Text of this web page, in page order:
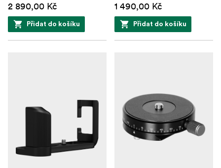
2 890,00 Kč
Přidat do košíku
1 490,00 Kč
Přidat do košíku